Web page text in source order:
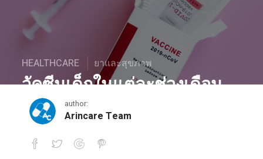
HEALTHCARE ยาและสุขภาพ
วัคซีนเด็กในแต่ละช่วงเดือน
February 11, 2021
author:
Arincare Team